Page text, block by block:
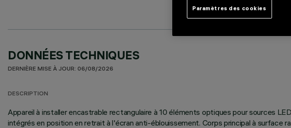
DONNÉES TECHNIQUES
DERNIÈRE MISE À JOUR: 06/08/2026
DESCRIPTION
Appareil à installer encastrable rectangulaire à 10 éléments optiques pour sources
intégrés en position en retrait à l'écran anti-éblouissement. Corps principal à surface
Paramètres des cookies